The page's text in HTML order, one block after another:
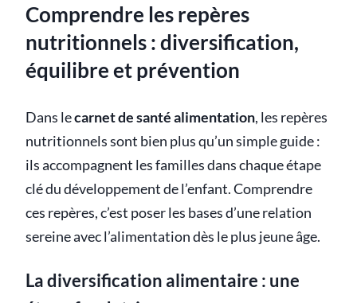
Comprendre les repères
nutritionnels : diversification,
équilibre et prévention
Dans lecarnet de santé alimentation, les repères
nutritionnels sont bien plus qu’un simple guide :
ils accompagnent les familles dans chaque étape
clé du développement de l’enfant. Comprendre
ces repères, c’est poser les bases d’une relation
sereine avec l’alimentation dès le plus jeune âge.
La diversification alimentaire : une